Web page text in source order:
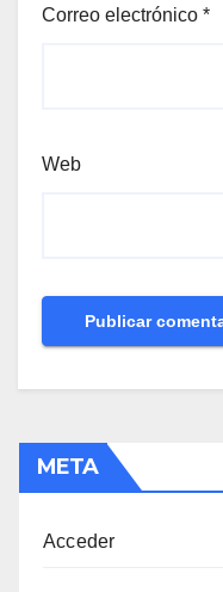
Correo electrónico *
Web
META
Acceder